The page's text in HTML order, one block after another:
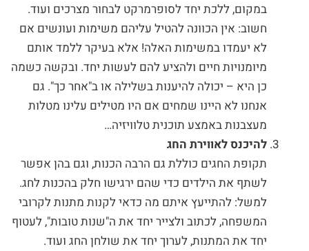
במקום, ללכת יחד לסופרמרקט לבחור מצרכים ועוד.
חשוב: אין הכוונה להטיל עליהם משימות ועונשים אם
לא יעמדו במשימות האלה! אלא בעיקר ללמד אותם
מיומנויות חיים ולהציע להם לעשות יחד. ובקשה כשמה
כן היא – יכולה להיענות בשלילה או ב"אחר כך". גם
אנחנו לא היינו שמחים אם היו מטילים עלינו מטלות
מעצבנות באמצע תוכנית טלוויזיה…
להיכנס לאווירת החג
תקופת החגים כוללת גם הרבה הכנות, וגם בהן אפשר
לשתף את הילדים כדי שהם ירגישו חלק בהכנות לחג.
למשל: להתייעץ איתם מה כדאי לקנות מתנות לקרובי
המשפחה, לכתוב ולצייר יחד את ה"שנות טובות", לעטוף
יחד את המתנות, לערוך יחד את שולחן החג ועוד.